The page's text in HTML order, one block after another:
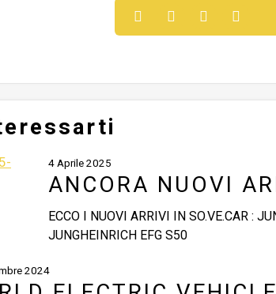
4 Aprile 2025
ANCORA NUOVI
ECCO I NUOVI ARRIVI IN SO.VE.CAR :
JUNGHEINRICH EFG S50
2024